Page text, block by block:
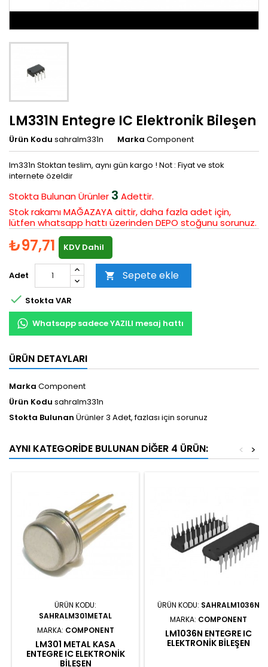
LM331N Entegre IC Elektronik Bileşen
Ürün Kodu sahralm331n Marka Component
lm331n Stoktan teslim, aynı gün kargo ! Not : Fiyat ve stok
internete özeldir
Stokta BulunanÜrünler 3 Adettir.
Stok rakamı MAĞAZAYA aittir, daha fazla adet için,
lütfen whatsapp hattı üzerinden DEPO stoğunu sorunuz.
₺97,71 KDV Dahil
Adet  Sepete ekle
 Stokta VAR
Whatsapp sadece YAZILI mesaj hattı
ÜRÜN DETAYLARI
Marka Component
Ürün Kodu sahralm331n
Stokta Bulunan Ürünler 3 Adet, fazlası için sorunuz
AYNI KATEGORIDE BULUNAN DIĞER 4 ÜRÜN: >
<
ÜRÜN KODU:
SAHRALM301METAL
MARKA: COMPONENT
LM301 METAL KASA
ENTEGRE IC ELEKTRONIK
BILEŞEN
ÜRÜN KODU: SAHRALM1036N
MARKA: COMPONENT
LM1036N ENTEGRE IC
ELEKTRONIK BILEŞEN